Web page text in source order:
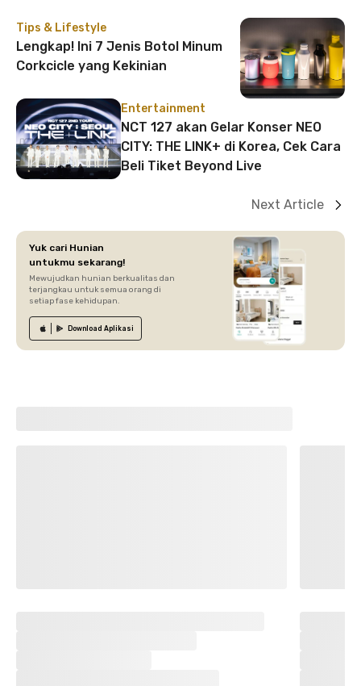
Tips & Lifestyle
Lengkap! Ini 7 Jenis Botol Minum
Corkcicle yang Kekinian
Entertainment
NCT 127 akan Gelar Konser NEO
CITY: THE LINK+ di Korea, Cek Cara
Beli Tiket Beyond Live
Next Article
Yuk cari Hunian
untukmu sekarang!
Mewujudkan hunian berkualitas dan
terjangkau untuk semua orang di
setiap fase kehidupan.
Download Aplikasi